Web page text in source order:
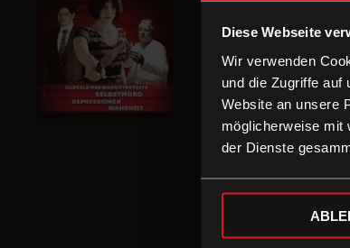
Diese Webseite
Wir verwenden
und die Zugriffe auf
Website an unsere
möglicherweise mit
der Dienste